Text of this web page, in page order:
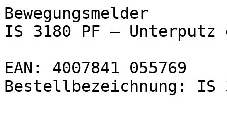
Bewegungsmelder
IS 3180 PF – Unterputz
EAN: 4007841 055769
Bestellbezeichnung: IS